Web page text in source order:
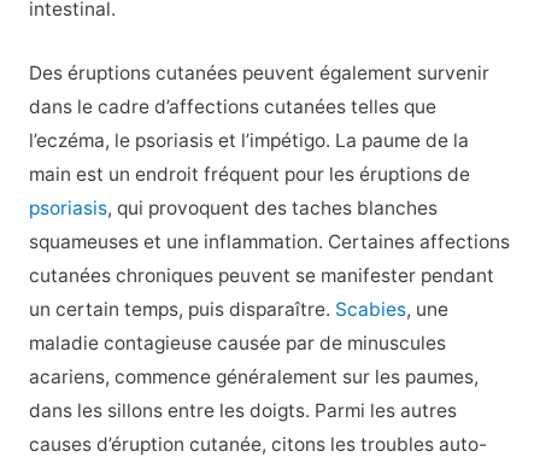
intestinal.
Des éruptions cutanées peuvent également survenir
dans le cadre d’affections cutanées telles que
l’eczéma, le psoriasis et l’impétigo. La paume de la
main est un endroit fréquent pour les éruptions de
psoriasis, qui provoquent des taches blanches
squameuses et une inflammation. Certaines affections
cutanées chroniques peuvent se manifester pendant
un certain temps, puis disparaître. Scabies, une
maladie contagieuse causée par de minuscules
acariens, commence généralement sur les paumes,
dans les sillons entre les doigts. Parmi les autres
causes d’éruption cutanée, citons les troubles auto-